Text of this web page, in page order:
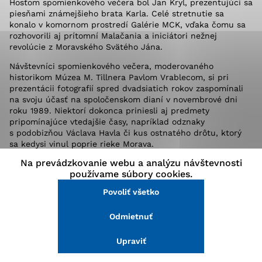
Hosťom spomienkového večera bol Jan Kryl, prezentujúci sa
piesňami známejšieho brata Karla. Celé stretnutie sa
konalo v komornom prostredí Galérie MCK, vďaka čomu sa
rozhovorili aj prítomní Malačania a iniciátori nežnej
revolúcie z Moravského Svätého Jána.
Návštevníci spomienkového večera, moderovaného
historikom Múzea M. Tillnera Pavlom Vrablecom, si pri
prezentácii fotografií spred dvadsiatich rokov zaspomínali
na svoju účasť na spoločenskom dianí v novembrové dni
roku 1989. Niektorí dokonca priniesli aj predmety
pripomínajúce vtedajšie časy, napríklad odznaky
s podobizňou Václava Havla či kus ostnatého drôtu, ktorý
sa kedysi vinul poprie rieke Morava.
Príjemné posedenie spojené s prezentáciou Petra Blažíčka
pretínali autentické rozpomienky tých, ktorí sa revolúcie
reminiscencie na „nesmrteľného“ pesničkára Karla Kryla.
Na prevádzkovanie webu a analýzu návštevnosti
používame súbory cookies.
Povoliť všetko
Odmietnuť
Upraviť
stránke a prístup k zabezpečeným oblastiam webovej
stránky. Bez týchto súborov cookie nemôže web
správne fungovať.
Analytické cookies
Analytické cookies pomáhajú prevádzkovateľovi stránok
pochopiť, ako návštevníci stránok stránku používajú,
aby mohol stránky optimalizovať a ponúknuť im lepšiu
skúsenosť. Všetky dáta sa zbierajú anonymne a nie je
možné ich spojiť s konkrétnou osobou.
Povoliť všetko
Uložiť nastavenia
Viac informácií